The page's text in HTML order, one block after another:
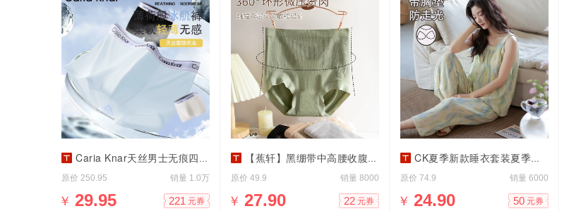
Caria Knar天丝男士无痕四角裤
原价 250.95 销量 1.0万
￥ 29.95 221 元券
【蕉轩】黑绷带中高腰收腹内裤3条
原价 49.9 销量 8000
￥ 27.90 22 元券
CK夏季新款睡衣套装夏季居家必备
原价 74.9 销量 6000
￥ 24.90 50 元券